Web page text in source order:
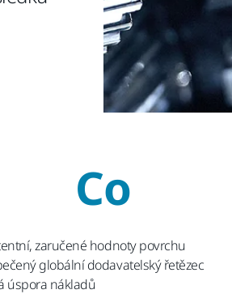
Co
zaručené hodnoty povrchu
globální dodavatelský řetězec
úspora nákladů